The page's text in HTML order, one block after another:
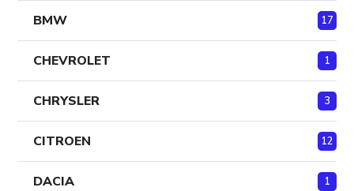
BMW 17
CHEVROLET 1
CHRYSLER 3
CITROEN 12
DACIA 1